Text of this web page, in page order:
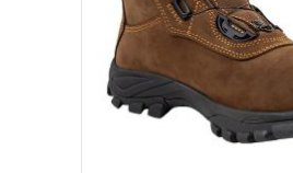
PŘIDAT DO KOŠÍKU